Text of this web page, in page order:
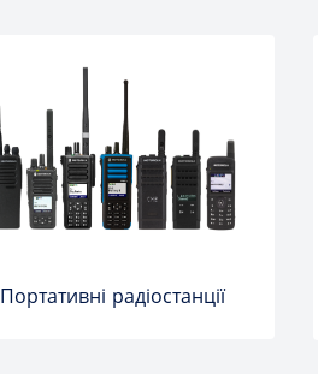
Портативні радіостанції